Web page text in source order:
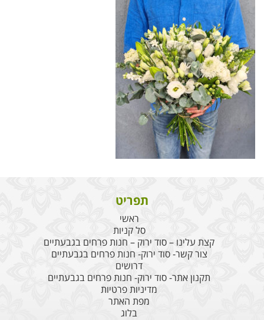
תפריט
ראשי
סל קניות
קצת עלינו – סוד ירוק – חנות פרחים בגבעתיים
צור קשר- סוד ירוק- חנות פרחים בגבעתיים
דרושים
תקנון אתר- סוד ירוק- חנות פרחים בגבעתיים
מדיניות פרטיות
מפת האתר
בלוג